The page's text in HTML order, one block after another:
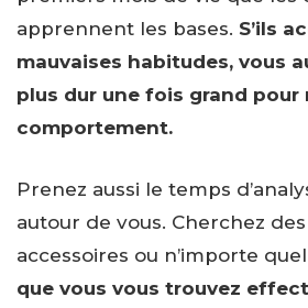
apprennent les bases. S’ils
mauvaises habitudes, vous
plus dur une fois grand pour
comportement.
Prenez aussi le temps
autour de vous. Cherchez
accessoires ou n’importe
que vous vous trouvez